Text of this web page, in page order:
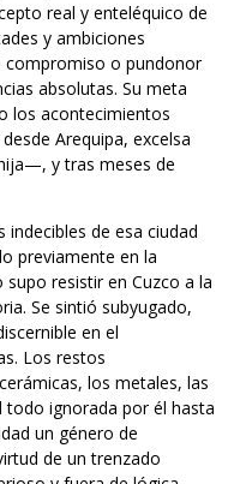
real y enteléquico de
y ambiciones
compromiso o pundonor
absolutas. Su meta
los acontecimientos
Arequipa, excelsa
y tras meses de
de esa ciudad
previamente en la
resistir en Cuzco a la
Se sintió subyugado,
en el
Los restos
los metales, las
ignorada por él hasta
un género de
de un trenzado